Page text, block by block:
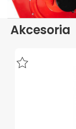
Akcesoria